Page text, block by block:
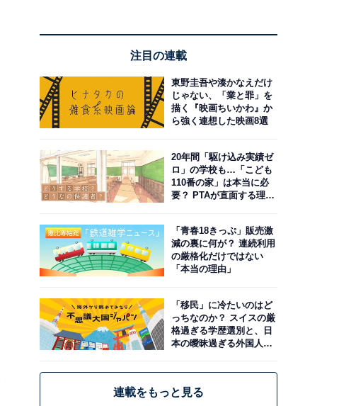
注目の連載
東野圭吾や湊かなえだけ
じゃない、「業と罪」を
描く『映画ちいかわ』か
ら強く連想した映画8選
20年間「駆け込み実績ゼ
ロ」の学校も…「こども
110番の家」は本当に必
要？ PTAが直面する理想
「青春18きっぷ」販売激
減の裏に何が？ 連続利用
の厳格化だけではない
「本当の理由」
「移民」に冷たいのはど
っちなのか？ スイスの厳
格過ぎる学歴選別と、日
本の曖昧過ぎる外国人政
連載をもっと見る